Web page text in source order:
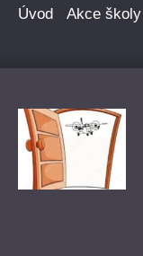
Úvod Akce školy